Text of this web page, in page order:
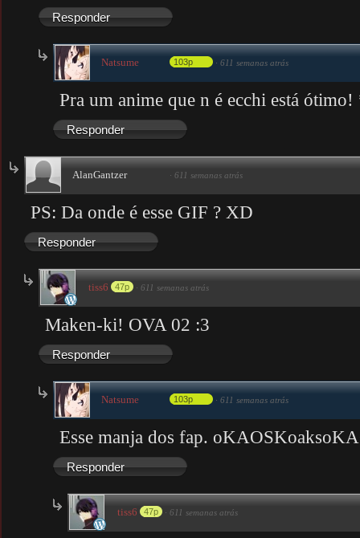
Responder
Natsume 103p · 611 semanas atrás
Pra um anime que n é ecchi está
Responder
AlanGantzer · 611 semanas atrás
PS: Da onde é esse GIF ? XD
Responder
tiss6 47p · 611 semanas atrás
Maken-ki! OVA 02 :3
Responder
Natsume 103p · 611 semanas atrás
Esse manja dos fap.
Responder
tiss6 47p · 611 semanas atrás